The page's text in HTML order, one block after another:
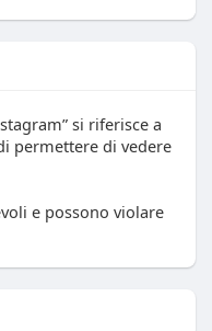
si riferisce a
permettere di vedere
e possono violare